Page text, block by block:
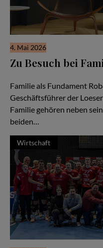
4. Mai 2026
Zu Besuch bei
Familie als Fundament
Geschäftsführer der
Familie gehören neben
beiden…
Wirtschaft